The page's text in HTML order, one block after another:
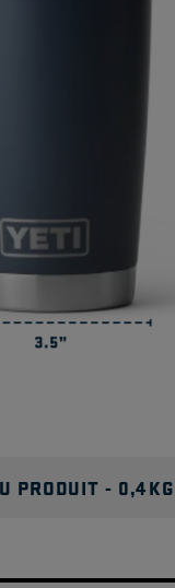
boissons YETI®
?
PRODUIT - 0,4 KG